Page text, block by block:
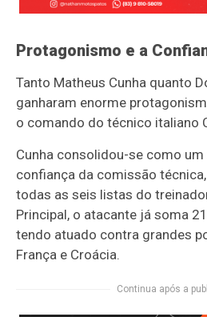
Protagonismo e a
Tanto Matheus Cunha quanto
ganharam enorme
o comando do técnico italiano
Cunha consolidou-se como
confiança da comissão
todas as seis listas do
Principal, o atacante já soma
tendo atuado contra grandes
França e Croácia.
Continua após a